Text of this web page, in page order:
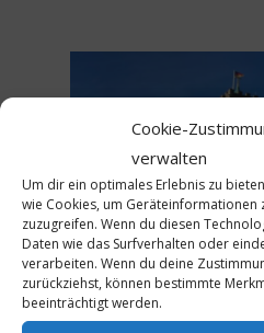
Cookie-
verwalten
Um dir ein optimales Erlebnis zu
wie Cookies, um
zuzugreifen. Wenn du diesen
Daten wie das Surfverhalten oder
verarbeiten. Wenn du deine
zurückziehst, können bestimmte
beeinträchtigt werden.
Previous